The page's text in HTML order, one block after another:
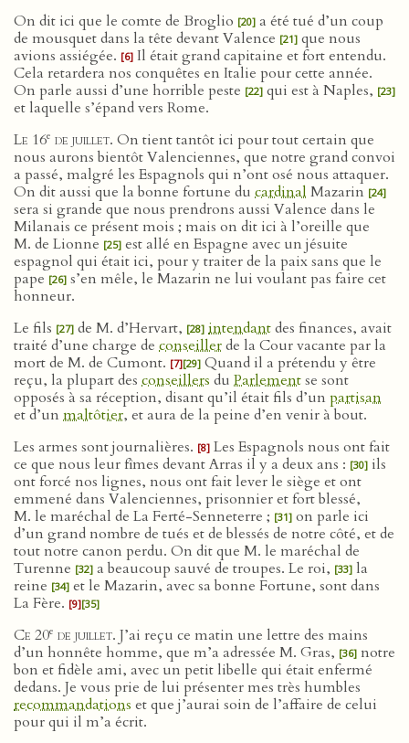
On dit ici que le comte de Broglio [20] a été tué d’un coup
de mousquet dans la tête devant Valence [21] que nous
avions assiégée. [6] Il était grand capitaine et fort entendu.
Cela retardera nos conquêtes en Italie pour cette année.
On parle aussi d’une horrible peste [22] qui est à Naples, [23]
et laquelle s’épand vers Rome.
Le 16e de juillet. On tient tantôt ici pour tout certain que
nous aurons bientôt Valenciennes, que notre grand convoi
a passé, malgré les Espagnols qui n’ont osé nous attaquer.
On dit aussi que la bonne fortune du cardinal Mazarin [24]
sera si grande que nous prendrons aussi Valence dans le
Milanais ce présent mois ; mais on dit ici à l’oreille que
M. de Lionne [25] est allé en Espagne avec un jésuite
espagnol qui était ici, pour y traiter de la paix sans que le
pape [26] s’en mêle, le Mazarin ne lui voulant pas faire cet
honneur.
Le fils [27] de M. d’Hervart, [28] intendantdes finances, avait
traité d’une charge de conseillerde la Cour vacante par la
mort de M. de Cumont. [7][29] Quand il a prétendu y être
reçu, la plupart des conseillers du Parlementse sont
opposés à sa réception, disant qu’il était fils d’un partisan
et d’un maltôtier, et aura de la peine d’en venir à bout.
Les armes sont journalières. [8] Les Espagnols nous ont fait
ce que nous leur fîmes devant Arras il y a deux ans : [30] ils
ont forcé nos lignes, nous ont fait lever le siège et ont
emmené dans Valenciennes, prisonnier et fort blessé,
M. le maréchal de La Ferté-Senneterre ; [31] on parle ici
d’un grand nombre de tués et de blessés de notre côté, et de
tout notre canon perdu. On dit que M. le maréchal de
Turenne [32] a beaucoup sauvé de troupes. Le roi, [33] la
reine [34] et le Mazarin, avec sa bonne Fortune, sont dans
La Fère. [9][35]
Ce 20e de juillet. J’ai reçu ce matin une lettre des mains
d’un honnête homme, que m’a adressée M. Gras, [36] notre
bon et fidèle ami, avec un petit libelle qui était enfermé
dedans. Je vous prie de lui présenter mes très humbles
recommandations et que j’aurai soin de l’affaire de celui
pour qui il m’a écrit.